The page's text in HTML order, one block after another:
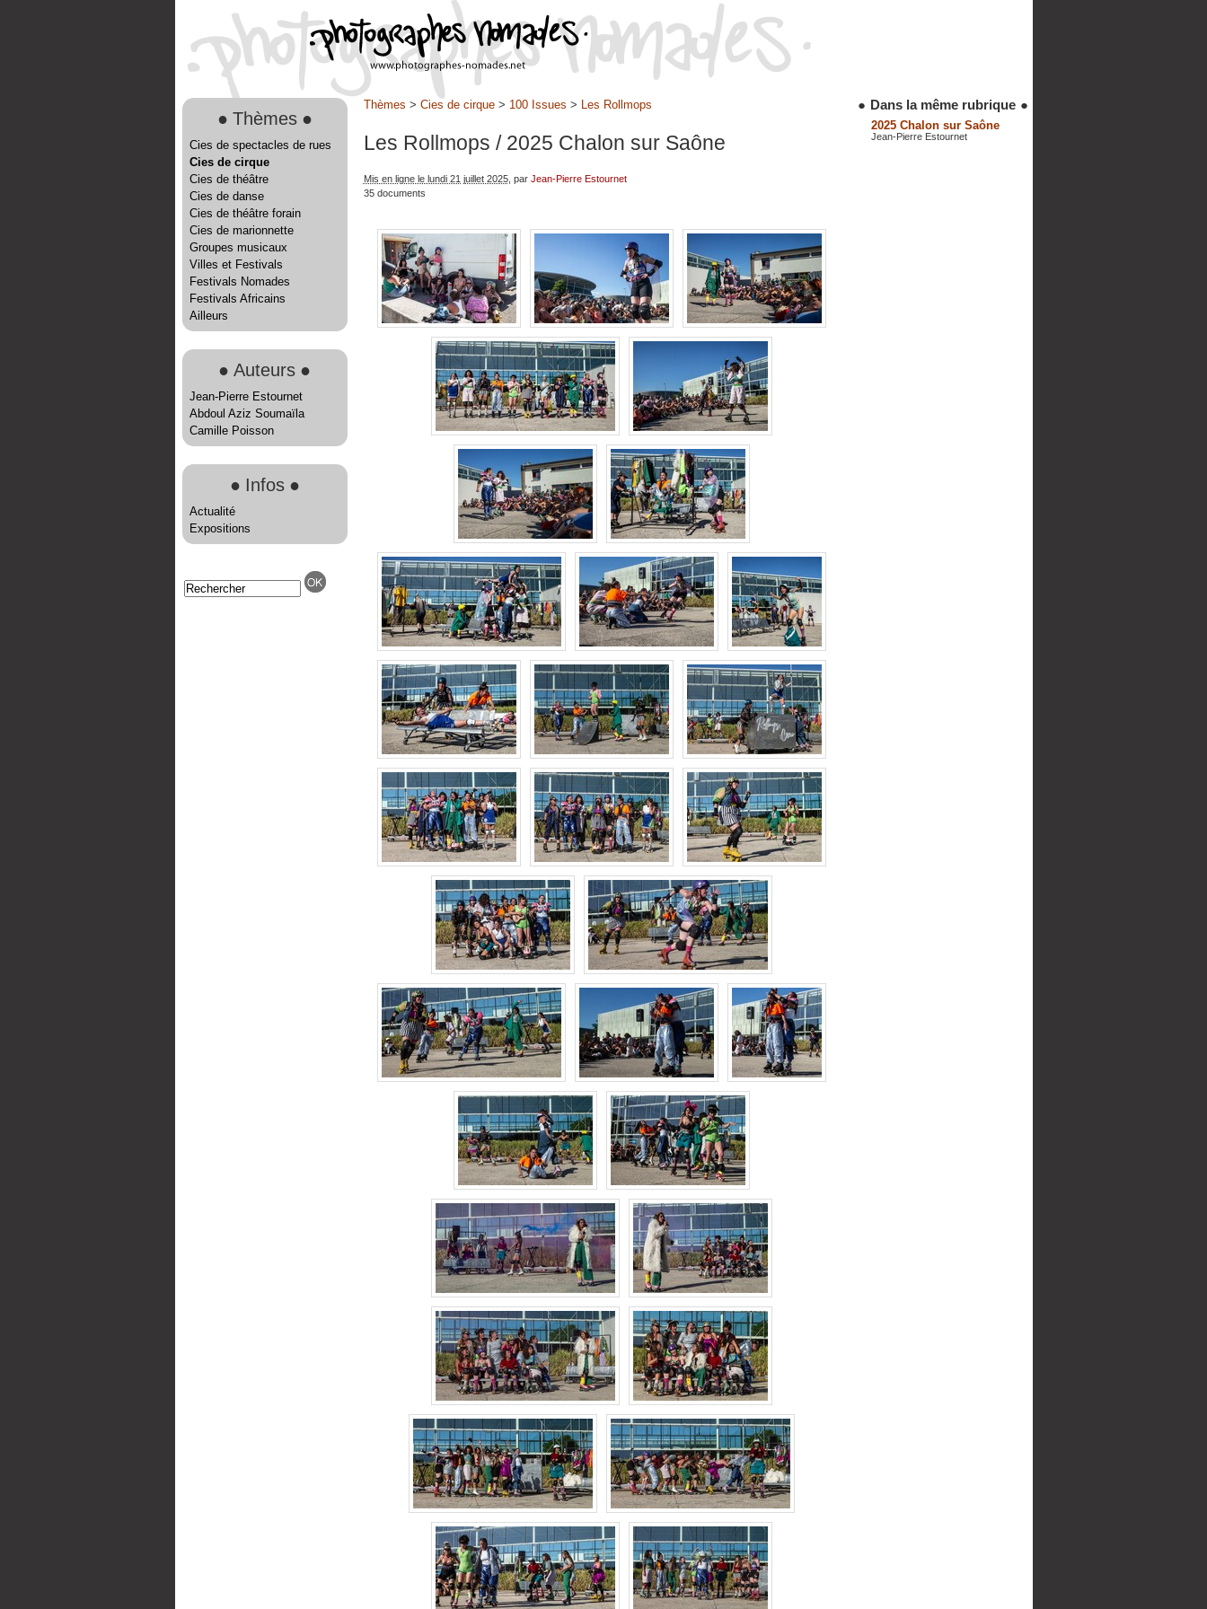
● Thèmes ●
Cies de spectacles de rues
Cies de cirque
Cies de théâtre
Cies de danse
Cies de théâtre forain
Cies de marionnette
Groupes musicaux
Villes et Festivals
Festivals Nomades
Festivals Africains
Ailleurs
● Auteurs ●
Jean-Pierre Estournet
Abdoul Aziz Soumaïla
Camille Poisson
● Infos ●
Actualité
Expositions
Thèmes > Cies de cirque> 100 Issues > Les Rollmops
Les Rollmops / 2025 Chalon sur Saône
Mis en ligne le lundi 21 juillet 2025, par Jean-Pierre Estournet
35 documents
● Dans la même rubrique ●
2025 Chalon sur Saône
Jean-Pierre Estournet